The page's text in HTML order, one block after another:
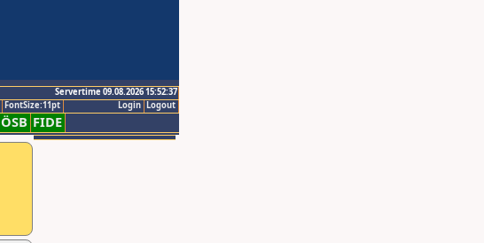
Servertime 09.08.2026 15:52:37
Logout
Login
FontSize:11pt
ÖSB FIDE